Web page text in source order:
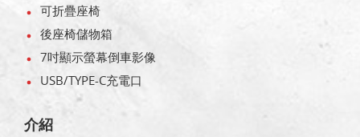
可折疊座椅
後座椅儲物箱
7吋顯示螢幕倒車影像
USB/TYPE-C充電口
介紹